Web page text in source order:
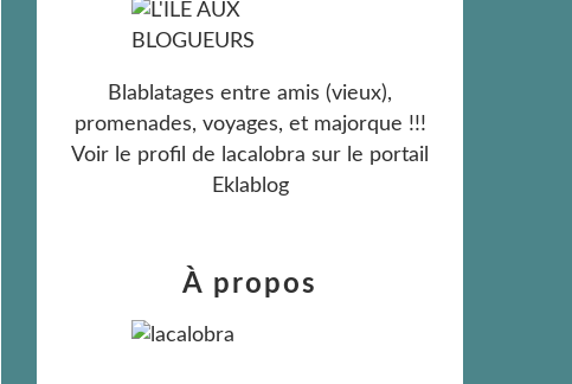
Blablatages entre amis (vieux),
promenades, voyages, et majorque !!!
Voir le profil de lacalobra sur le portail
Eklablog
À propos